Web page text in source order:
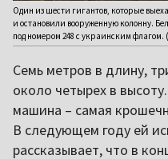
Один из шести гигантов, которые
и остановили вооруженную колонну.
под номером 248 с украинским флагом.
Семь метров в длину,
около четырех в
машина – самая
В следующем году ей
рассказывает, что в